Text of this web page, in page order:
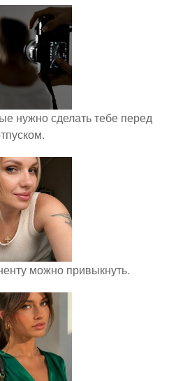
нужно сделать тебе перед
можно привыкнуть.